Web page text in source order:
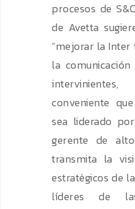
procesos de
de Avetta
“mejorar la Inter
la
conveniente
sea liderado
gerente de
transmita la
estratégicos de
líderes de